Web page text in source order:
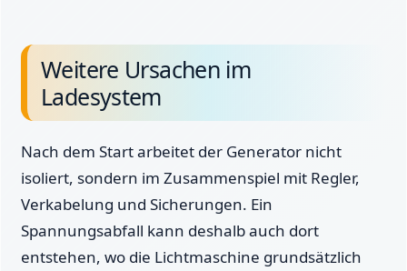
Weitere Ursachen im
Ladesystem
Nach dem Start arbeitet der Generator nicht
isoliert, sondern im Zusammenspiel mit Regler,
Verkabelung und Sicherungen. Ein
Spannungsabfall kann deshalb auch dort
entstehen, wo die Lichtmaschine grundsätzlich